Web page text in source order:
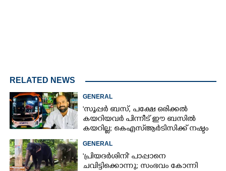
RELATED NEWS
GENERAL
'സൂപ്പർ ബസ്, പക്ഷേ ഒരിക്കൽ
കയറിയവർ പിന്നീട് ഈ ബസിൽ
കയറില്ല; കെഎസ്ആർടിസിക്ക് നഷ്ടം
GENERAL
'പ്രിയദർശിനി' പാപ്പാനെ
ചവിട്ടിക്കൊന്നു; സംഭവം കോന്നി